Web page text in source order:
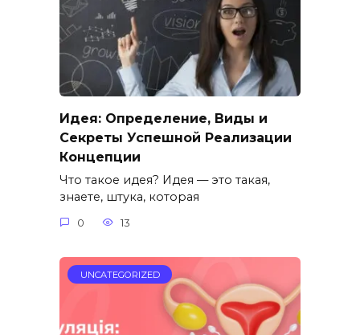
Идея: Определение, Виды и
Секреты Успешной Реализации
Концепции
Что такое идея? Идея — это такая,
знаете, штука, которая
0 13
UNCATEGORIZED